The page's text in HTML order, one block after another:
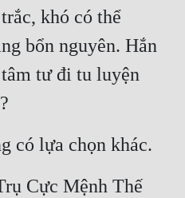
khó có thể
bổn nguyên. Hắn
tư đi tu luyện
có lựa chọn khác.
Cực Mệnh Thế